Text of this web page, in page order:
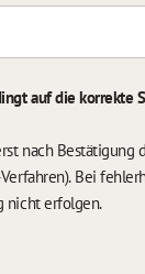
auf die korrekte
nach Bestätigung
Bei
nicht erfolgen.